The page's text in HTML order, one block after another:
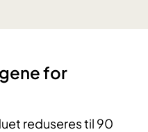
for
reduseres til 90